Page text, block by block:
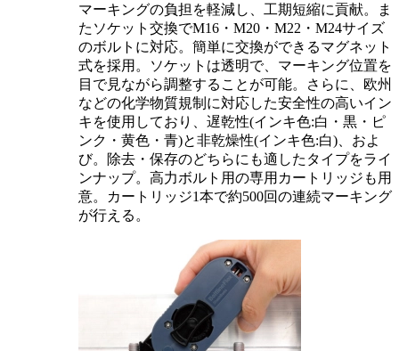
マーキングの負担を軽減し、工期短縮に貢献。ま
たソケット交換でM16・M20・M22・M24サイズ
のボルトに対応。簡単に交換ができるマグネット
式を採用。ソケットは透明で、マーキング位置を
目で見ながら調整することが可能。さらに、欧州
などの化学物質規制に対応した安全性の高いイン
キを使用しており、遅乾性(インキ色:白・黒・ピ
ンク・黄色・青)と非乾燥性(インキ色:白)、およ
び。除去・保存のどちらにも適したタイプをライ
ンナップ。高力ボルト用の専用カートリッジも用
意。カートリッジ1本で約500回の連続マーキング
が行える。